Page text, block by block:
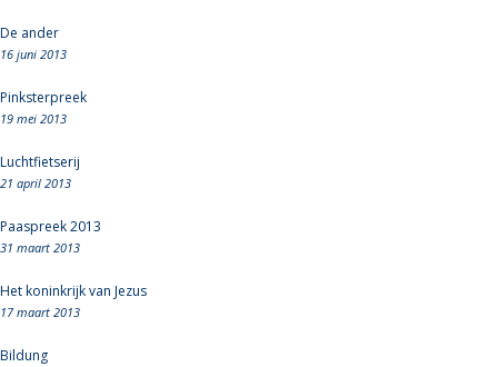
De ander
16 juni 2013
Pinksterpreek
19 mei 2013
Luchtfietserij
21 april 2013
Paaspreek 2013
31 maart 2013
Het koninkrijk van Jezus
17 maart 2013
Bildung